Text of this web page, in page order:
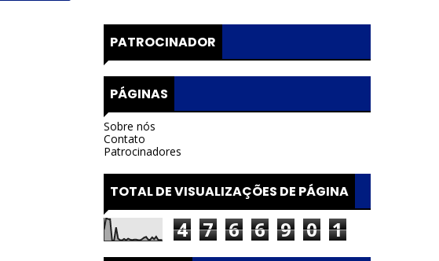
PATROCINADOR
PÁGINAS
Sobre nós
Contato
Patrocinadores
TOTAL DE VISUALIZAÇÕES DE PÁGINA
4 7 6 6 9 0 1